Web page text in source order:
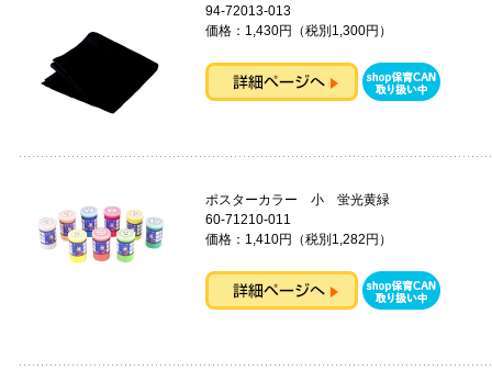
94-72013-013
価格：1,430円（税別1,300円）
ポスターカラー 小 蛍光黄緑
60-71210-011
価格：1,410円（税別1,282円）